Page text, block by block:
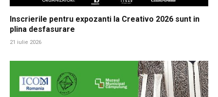
Inscrierile pentru expozanti la Creativo 2026 sunt in
plina desfasurare
21 iulie 2026